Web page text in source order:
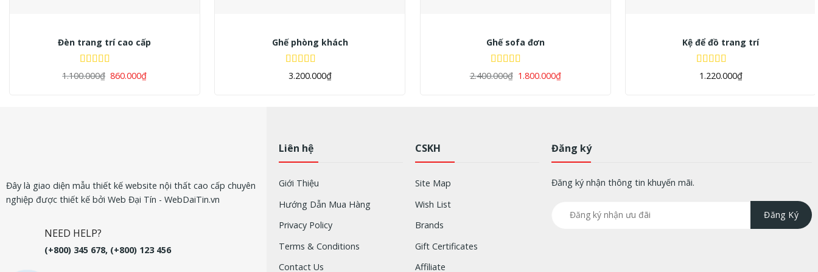
Đèn trang trí cao cấp
Được xếp
hạng5.00
1.100.000₫ 860.000₫
Ghế phòng khách
Được xếp
5
3.200.000₫
Ghế sofa đơn
Được xếp
hạng5.00
2.400.000₫ 1.800.000₫
Kệ để đồ trang trí
Được xếp
5
1.220.000₫
Đây là giao diện mẫu thiết kế website nội thất cao cấp chuyên
nghiệp được thiết kế bởi Web Đại Tín - WebDaiTin.vn
NEED HELP?
(+800) 345 678, (+800) 123 456
Liên hệ
Giới Thiệu
Hướng Dẫn Mua Hàng
Privacy Policy
Terms & Conditions
Contact Us
CSKH
Site Map
Wish List
Brands
Gift Certificates
Affiliate
Đăng ký
Đăng ký nhận thông tin khuyến mãi.